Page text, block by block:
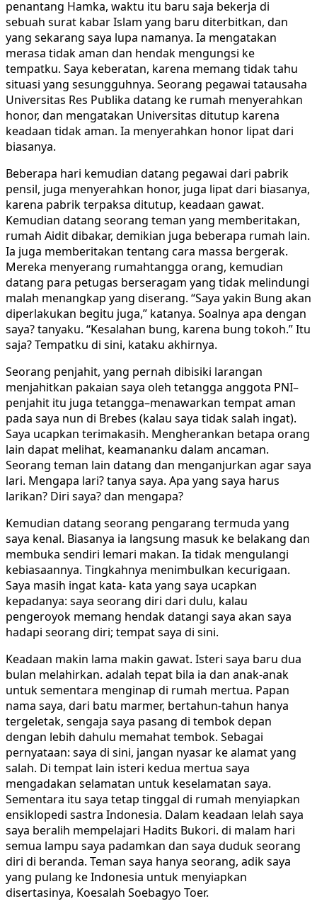
penantang Hamka, waktu itu baru saja bekerja di
sebuah surat kabar Islam yang baru diterbitkan, dan
yang sekarang saya lupa namanya. Ia mengatakan
merasa tidak aman dan hendak mengungsi ke
tempatku. Saya keberatan, karena memang tidak tahu
situasi yang sesungguhnya. Seorang pegawai tatausaha
Universitas Res Publika datang ke rumah menyerahkan
honor, dan mengatakan Universitas ditutup karena
keadaan tidak aman. Ia menyerahkan honor lipat dari
biasanya.
Beberapa hari kemudian datang pegawai dari pabrik
pensil, juga menyerahkan honor, juga lipat dari biasanya,
karena pabrik terpaksa ditutup, keadaan gawat.
Kemudian datang seorang teman yang memberitakan,
rumah Aidit dibakar, demikian juga beberapa rumah lain.
Ia juga memberitakan tentang cara massa bergerak.
Mereka menyerang rumahtangga orang, kemudian
datang para petugas berseragam yang tidak melindungi
malah menangkap yang diserang. “Saya yakin Bung akan
diperlakukan begitu juga,” katanya. Soalnya apa dengan
saya? tanyaku. “Kesalahan bung, karena bung tokoh.” Itu
saja? Tempatku di sini, kataku akhirnya.
Seorang penjahit, yang pernah dibisiki larangan
menjahitkan pakaian saya oleh tetangga anggota PNI–
penjahit itu juga tetangga–menawarkan tempat aman
pada saya nun di Brebes (kalau saya tidak salah ingat).
Saya ucapkan terimakasih. Mengherankan betapa orang
lain dapat melihat, keamananku dalam ancaman.
Seorang teman lain datang dan menganjurkan agar saya
lari. Mengapa lari? tanya saya. Apa yang saya harus
larikan? Diri saya? dan mengapa?
Kemudian datang seorang pengarang termuda yang
saya kenal. Biasanya ia langsung masuk ke belakang dan
membuka sendiri lemari makan. Ia tidak mengulangi
kebiasaannya. Tingkahnya menimbulkan kecurigaan.
Saya masih ingat kata- kata yang saya ucapkan
kepadanya: saya seorang diri dari dulu, kalau
pengeroyok memang hendak datangi saya akan saya
hadapi seorang diri; tempat saya di sini.
Keadaan makin lama makin gawat. Isteri saya baru dua
bulan melahirkan. adalah tepat bila ia dan anak-anak
untuk sementara menginap di rumah mertua. Papan
nama saya, dari batu marmer, bertahun-tahun hanya
tergeletak, sengaja saya pasang di tembok depan
dengan lebih dahulu memahat tembok. Sebagai
pernyataan: saya di sini, jangan nyasar ke alamat yang
salah. Di tempat lain isteri kedua mertua saya
mengadakan selamatan untuk keselamatan saya.
Sementara itu saya tetap tinggal di rumah menyiapkan
ensiklopedi sastra Indonesia. Dalam keadaan lelah saya
saya beralih mempelajari Hadits Bukori. di malam hari
semua lampu saya padamkan dan saya duduk seorang
diri di beranda. Teman saya hanya seorang, adik saya
yang pulang ke Indonesia untuk menyiapkan
disertasinya, Koesalah Soebagyo Toer.